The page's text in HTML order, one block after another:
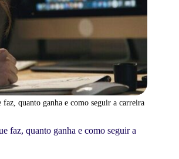
quanto ganha e como seguir a carreira
faz, quanto ganha e como seguir a